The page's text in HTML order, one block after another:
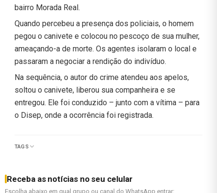
bairro Morada Real.
Quando percebeu a presença dos policiais, o homem
pegou o canivete e colocou no pescoço de sua mulher,
ameaçando-a de morte. Os agentes isolaram o local e
passaram a negociar a rendição do indivíduo.
Na sequência, o autor do crime atendeu aos apelos,
soltou o canivete, liberou sua companheira e se
entregou. Ele foi conduzido – junto com a vítima – para
o Disep, onde a ocorrência foi registrada.
TAGS
Receba as notícias no seu celular
Escolha abaixo em qual grupo ou canal do WhatsApp entrar: